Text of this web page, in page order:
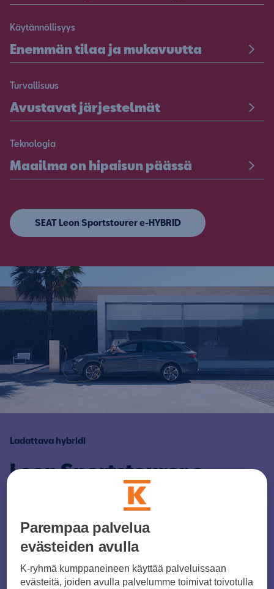
Käytännöllisyys
Enemmän tilaa ja mukavuutta
Turvallisuus
Avustavat järjestelmät
Teknologia
Maailma on hipaisun päässä
SEAT Leon Sportstourer e-HYBRID
Ladattava hybridi
Leon Sportstourer e-
Ladattava hybridi jopa 131 km sähköisellä toimintamatkalla
alkaen 34 126 €.
Parempaa palvelua
evästeiden avulla
K-ryhmä kumppaneineen käyttää palveluissaan
evästeitä, joiden avulla palvelumme toimivat toivotulla